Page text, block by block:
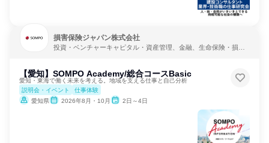
損害保険ジャパン株式会社
投資・ベンチャーキャピタル・資産管理、金融、生命保険・損害
【愛知】SOMPO Academy/総合コースBasic
愛知・東海で働く未来を考える。地域を支える仕事と自己分析
説明会・イベント
仕事体験
愛知県
2026年8月・10月 2日～4日